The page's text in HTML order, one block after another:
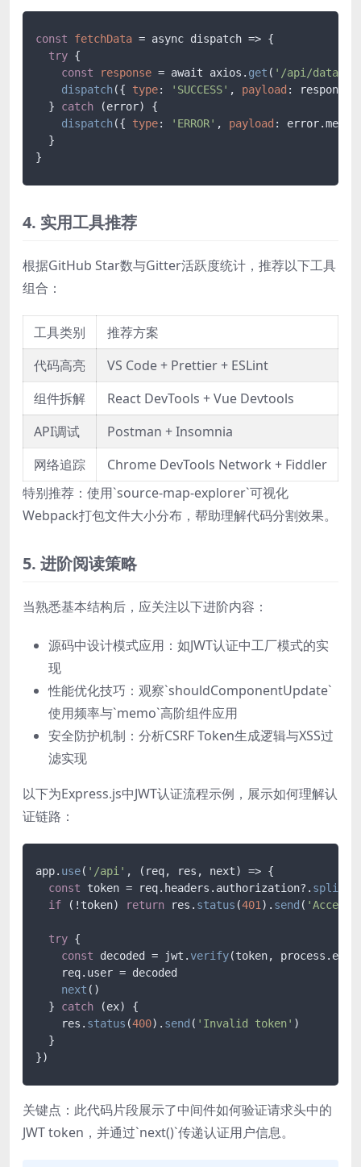
const fetchData = async dispatch => {
try {
const
response = await axios. get ( '/api/data'
dispatch({ type: 'SUCCESS' , payload :
  }
catch (error) {
dispatch({ type: 'ERROR' , payload :
  }
4. 实用工具推荐
根据GitHub Star数与Gitter活跃度统计，推荐以下工具
组合：
工具类别
推荐方案
代码高亮
VS Code + Prettier + ESLint
组件拆解
React DevTools + Vue Devtools
API调试
Postman + Insomnia
网络追踪
Chrome DevTools Network + Fiddler
特别推荐：使用`source-map-explorer`可视化
Webpack打包文件大小分布，帮助理解代码分割效果。
5. 进阶阅读策略
当熟悉基本结构后，应关注以下进阶内容：
源码中设计模式应用：如JWT认证中工厂模式的实
现
性能优化技巧：观察`shouldComponentUpdate`
使用频率与`memo`高阶组件应用
安全防护机制：分析CSRF Token生成逻辑与XSS过
滤实现
以下为Express.js中JWT认证流程示例，展示如何理解认
证链路：
app. use( '/api' , ( req, res, next) => {
const token = req. headers . authorization?. split
if (!token) return res. status (401 ). send ( 'Access
try {
const decoded = jwt. verify(token, process. env
    req.
user = decoded
next ()
  }
catch (ex) {
    res.
status (400). send ( 'Invalid token' )
  }
关键点：此代码片段展示了中间件如何验证请求头中的
JWT token，并通过`next()`传递认证用户信息。